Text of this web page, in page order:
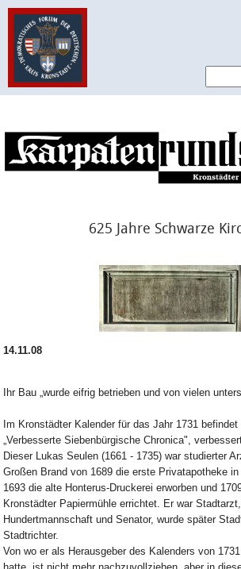
625 Jahre Schwarze
14.11.08
Ihr Bau „wurde eifrig betrieben und von vielen
Im Kronstädter Kalender für das Jahr 1731
„Verbesserte Siebenbürgische Chronica",
Dieser Lukas Seulen (1661 - 1735) war studierter
Großen Brand von 1689 die erste Privatapotheke
1693 die alte Honterus-Druckerei erworben und
Kronstädter Papiermühle errichtet. Er war
Hundertmannschaft und Senator, wurde später
Stadtrichter.
Von wo er als Herausgeber des Kalenders von